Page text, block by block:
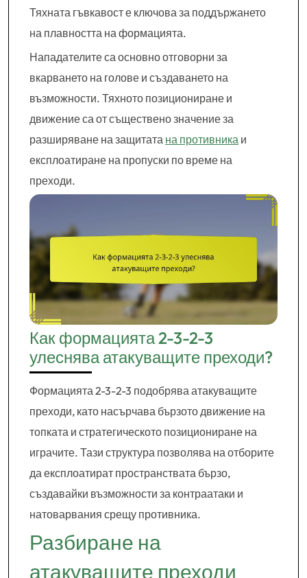
Тяхната гъвкавост е ключова за поддържането
на плавността на формацията.
Нападателите са основно отговорни за
вкарването на голове и създаването на
възможности. Тяхното позициониране и
движение са от съществено значение за
разширяване на защитата на противника и
експлоатиране на пропуски по време на
преходи.
Как формацията 2-3-2-3
улеснява атакуващите преходи?
Формацията 2-3-2-3 подобрява атакуващите
преходи, като насърчава бързото движение на
топката и стратегическото позициониране на
играчите. Тази структура позволява на отборите
да експлоатират пространствата бързо,
създавайки възможности за контраатаки и
натоварвания срещу противника.
Разбиране на
атакуващите преходи